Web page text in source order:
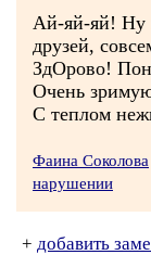
Ай-яй-яй! Ну
друзей,
ЗдОрово!
Очень
С теплом
Фаина Соколова
нарушении
+ добавить